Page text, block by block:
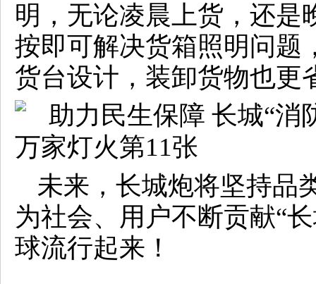
明，无论凌晨上货，还是
按即可解决货箱照明问题
货台设计，装卸货物也更
未来，长城炮将坚持品
为社会、用户不断贡献“
球流行起来！